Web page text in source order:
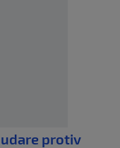
udare protiv